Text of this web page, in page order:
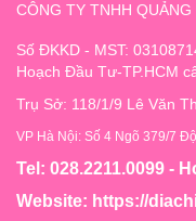
CÔNG TY TNHH
Số ĐKKD - MST:
Hoạch Đầu Tư-TP.HCM
Trụ Sở: 118/1/9 Lê Văn
VP Hà Nội: Số 4 Ngõ 379/7
Tel: 028.2211.0099 -
Website: https://